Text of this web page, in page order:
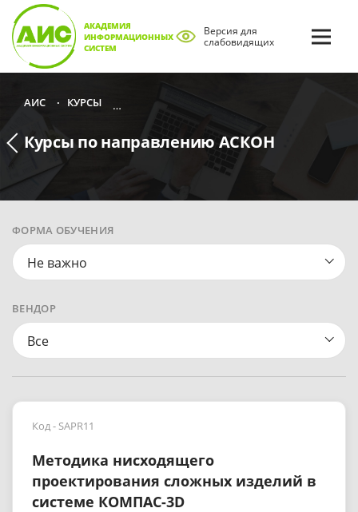
АКАДЕМИЯ
ИНФОРМАЦИОННЫХ
СИСТЕМ
Версия для
слабовидящих
АИС • КУРСЫ
Курсы по направлению АСКОН
ФОРМА ОБУЧЕНИЯ
Не важно
ВЕНДОР
Все
Код - SAPR11
Методика нисходящего
проектирования сложных изделий в
системе КОМПАС-3D